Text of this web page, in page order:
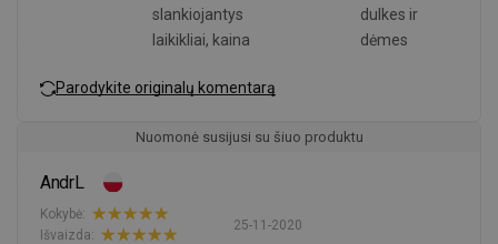
slankiojantys
laikikliai, kaina
dulkes ir
dėmes
Parodykite originalų komentarą
Nuomonė susijusi su šiuo produktu
AndrL
25-11-2020
Kokybė:
Išvaizda: